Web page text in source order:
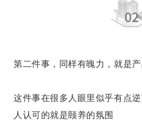
第二件事，同样有魄力，就是
这件事在很多人眼里似乎有点
人认可的就是颐养的氛围